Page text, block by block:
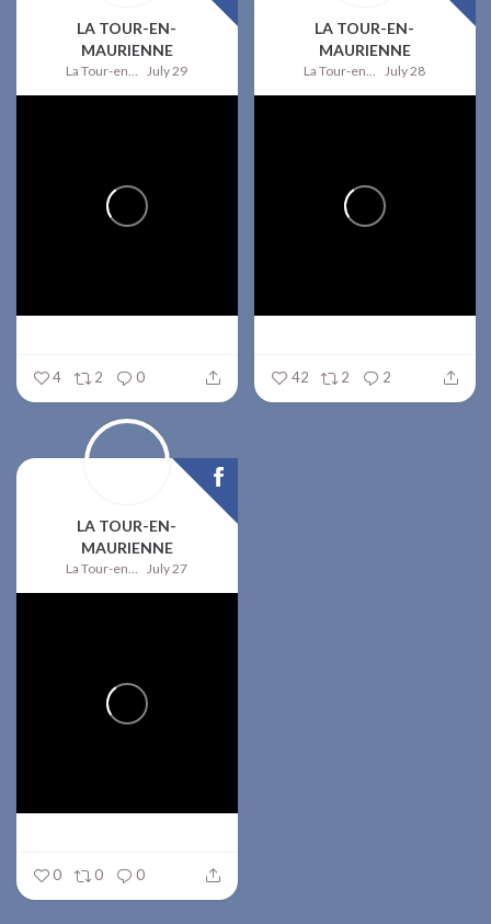
LA TOUR-EN-
MAURIENNE
La Tour-en-Maurienne July 29
4 2 0
LA TOUR-EN-
MAURIENNE
La Tour-en-Maurienne July 28
42 2 2
LA TOUR-EN-
MAURIENNE
La Tour-en-Maurienne July 27
0 0 0